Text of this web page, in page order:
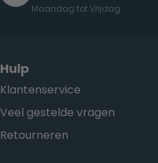
Maandag tot Vrijdag
Hulp
Klantenservice
Veel gestelde vragen
Retourneren